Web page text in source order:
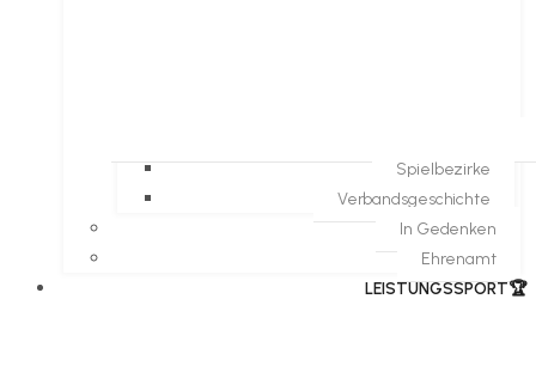
Spielbezirke
Verbandsgeschichte
In Gedenken
Ehrenamt
​LEISTUNGSSPORT🏆